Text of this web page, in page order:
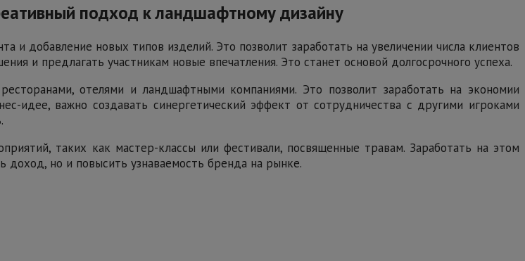
подход к ландшафтному дизайну
и добавление новых типов изделий. Это позволит заработать на увеличении числа клиентов
и предлагать участникам новые впечатления. Это станет основой долгосрочного успеха.
отелями и ландшафтными компаниями. Это позволит заработать на экономии
идее, важно создавать синергетический эффект от сотрудничества с другими игроками
таких как мастер-классы или фестивали, посвященные травам. Заработать на этом
доход, но и повысить узнаваемость бренда на рынке.